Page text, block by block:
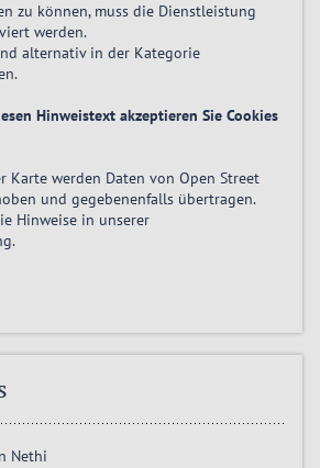
zu können, muss die Dienstleistung
werden.
alternativ in der Kategorie
Hinweistext akzeptieren Sie Cookies
Karte werden Daten von Open Street
und gegebenenfalls übertragen.
Hinweise in unserer
.
Nethi